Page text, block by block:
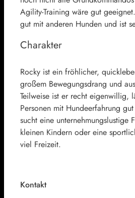
Agility-Training wäre gut
gut mit anderen Hunden und ist
Charakter
Rocky ist ein fröhlicher,
großem Bewegungsdrang und
Teilweise ist er recht eigenwillig,
Personen mit Hundeerfahrung
sucht eine unternehmungslustige
kleinen Kindern oder eine
viel Freizeit.
Kontakt